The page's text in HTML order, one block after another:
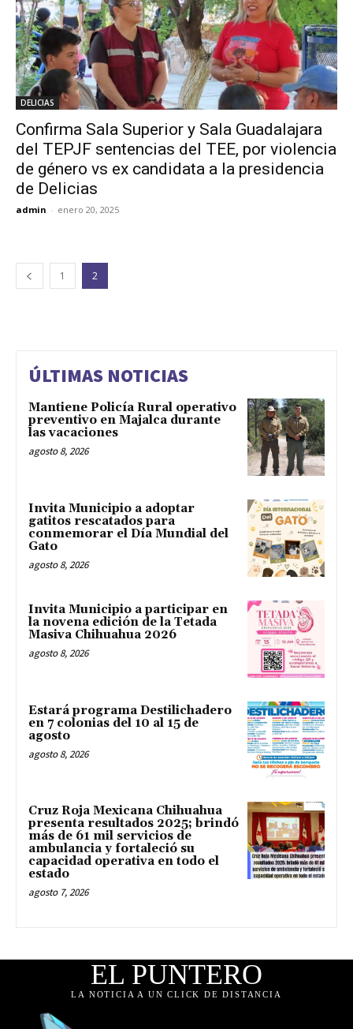
DELICIAS
Confirma Sala Superior y Sala Guadalajara
del TEPJF sentencias del TEE, por violencia
de género vs ex candidata a la presidencia
de Delicias
admin - enero 20, 2025
1 2
ÚLTIMAS NOTICIAS
Mantiene Policía Rural operativo
preventivo en Majalca durante
las vacaciones
agosto 8, 2026
Invita Municipio a adoptar
gatitos rescatados para
conmemorar el Día Mundial del
Gato
agosto 8, 2026
Invita Municipio a participar en
la novena edición de la Tetada
Masiva Chihuahua 2026
agosto 8, 2026
Estará programa Destilichadero
en 7 colonias del 10 al 15 de
agosto
agosto 8, 2026
Cruz Roja Mexicana Chihuahua
presenta resultados 2025; brindó
más de 61 mil servicios de
ambulancia y fortaleció su
capacidad operativa en todo el
estado
agosto 7, 2026
EL PUNTERO
LA NOTICIA A UN CLICK DE DISTANCIA